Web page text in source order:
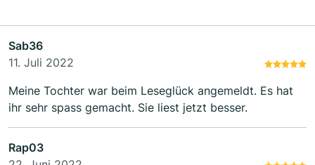
Sab36
11. Juli 2022
Meine Tochter war beim Leseglück angemeldt. Es hat
ihr sehr spass gemacht. Sie liest jetzt besser.
Rap03